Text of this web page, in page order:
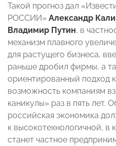
Такой прогноз дал
РОССИИ» Александр
Владимир Путин, в
механизм плавного
для растущего бизнеса,
раньше дробил фирмы, а
ориентированный подход
возможность компаниям
каникулы» раз в пять лет.
российская экономика
к высокотехнологичной,
станет частное